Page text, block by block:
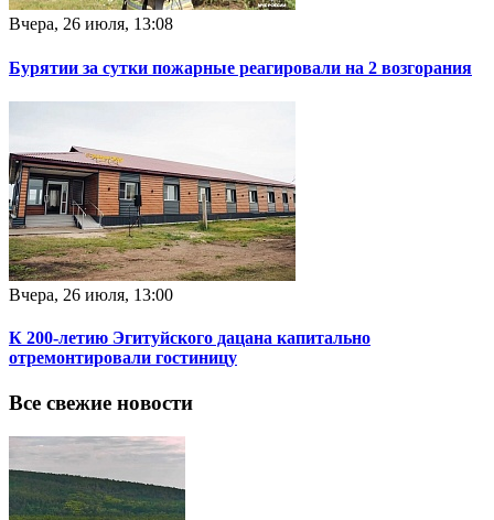
Вчера, 26 июля, 13:08
Бурятии за сутки пожарные реагировали на 2 возгорания
Вчера, 26 июля, 13:00
К 200-летию Эгитуйского дацана капитально
отремонтировали гостиницу
Все свежие новости